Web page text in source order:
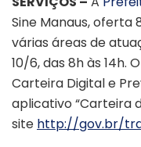
Sine Manaus, oferta
várias áreas de
10/6, das 8h às 14h.
Carteira Digital e
aplicativo “Carteira
site http://gov.br/